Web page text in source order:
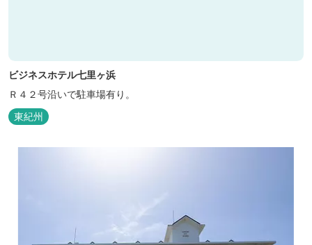
ビジネスホテル七里ヶ浜
Ｒ４２号沿いで駐車場有り。
東紀州